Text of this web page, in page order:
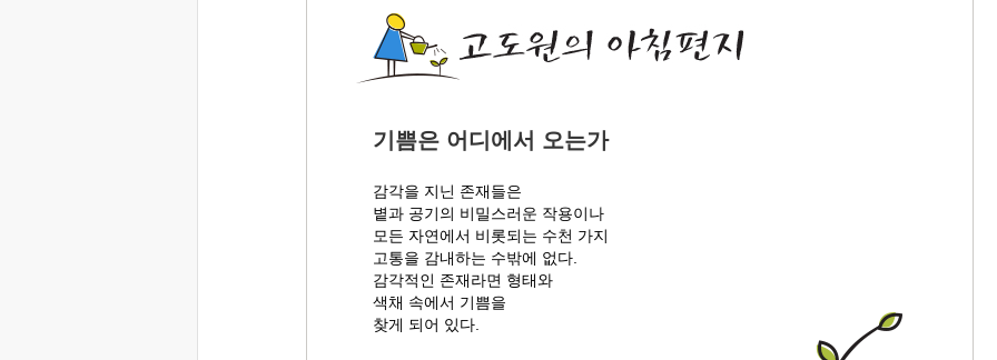
기쁨은 어디에서 오는가
감각을 지닌 존재들은
볕과 공기의 비밀스러운 작용이나
모든 자연에서 비롯되는 수천 가지
고통을 감내하는 수밖에 없다.
감각적인 존재라면 형태와
색채 속에서 기쁨을
찾게 되어 있다.